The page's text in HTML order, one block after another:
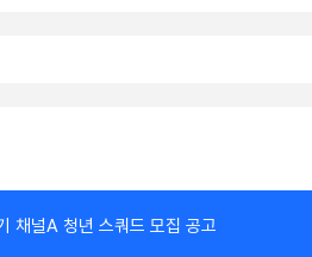
채널A 청년 스쿼드 모집 공고